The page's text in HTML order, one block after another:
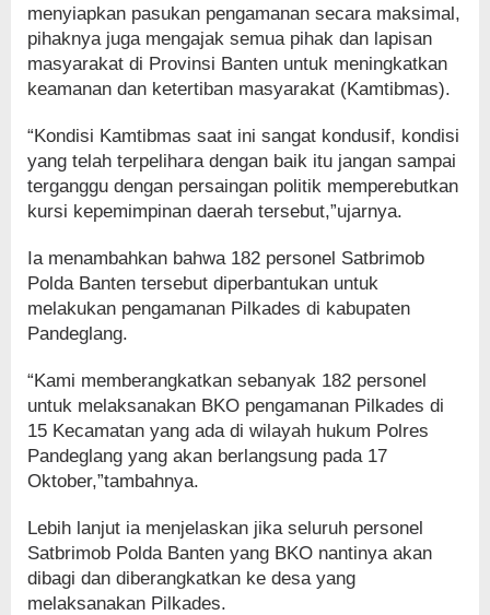
menyiapkan pasukan pengamanan secara maksimal,
pihaknya juga mengajak semua pihak dan lapisan
masyarakat di Provinsi Banten untuk meningkatkan
keamanan dan ketertiban masyarakat (Kamtibmas).
“Kondisi Kamtibmas saat ini sangat kondusif, kondisi
yang telah terpelihara dengan baik itu jangan sampai
terganggu dengan persaingan politik memperebutkan
kursi kepemimpinan daerah tersebut,”ujarnya.
Ia menambahkan bahwa 182 personel Satbrimob
Polda Banten tersebut diperbantukan untuk
melakukan pengamanan Pilkades di kabupaten
Pandeglang.
“Kami memberangkatkan sebanyak 182 personel
untuk melaksanakan BKO pengamanan Pilkades di
15 Kecamatan yang ada di wilayah hukum Polres
Pandeglang yang akan berlangsung pada 17
Oktober,”tambahnya.
Lebih lanjut ia menjelaskan jika seluruh personel
Satbrimob Polda Banten yang BKO nantinya akan
dibagi dan diberangkatkan ke desa yang
melaksanakan Pilkades.